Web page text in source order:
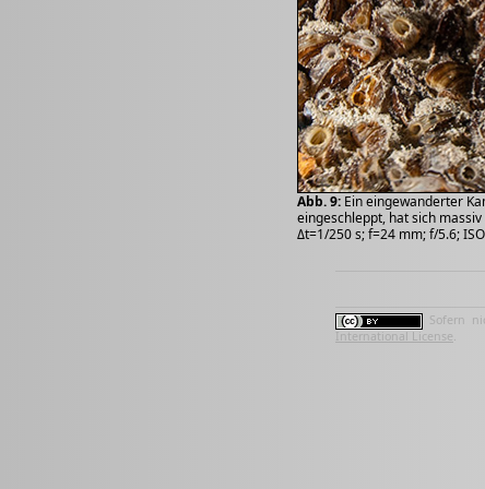
Abb. 9: Ein eingewanderter
eingeschleppt, hat sich
Δt=1/250 s; f=24 mm; f/5.6;
Sofern
International License